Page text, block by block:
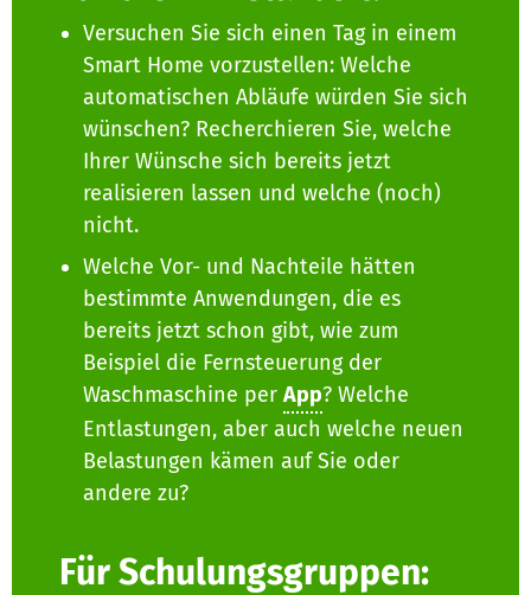
Versuchen Sie sich einen Tag in einem
Smart Home vorzustellen: Welche
automatischen Abläufe würden Sie sich
wünschen? Recherchieren Sie, welche
Ihrer Wünsche sich bereits jetzt
realisieren lassen und welche (noch)
nicht.
Welche Vor- und Nachteile hätten
bestimmte Anwendungen, die es
bereits jetzt schon gibt, wie zum
Beispiel die Fernsteuerung der
Waschmaschine perApp? Welche
Entlastungen, aber auch welche neuen
Belastungen kämen auf Sie oder
andere zu?
Für Schulungsgruppen: